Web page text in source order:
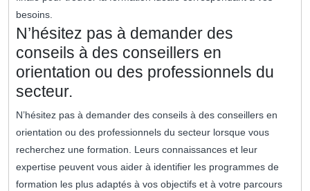
besoins.
N’hésitez pas à demander des
conseils à des conseillers en
orientation ou des professionnels du
secteur.
N’hésitez pas à demander des conseils à des conseillers en
orientation ou des professionnels du secteur lorsque vous
recherchez une formation. Leurs connaissances et leur
expertise peuvent vous aider à identifier les programmes de
formation les plus adaptés à vos objectifs et à votre parcours